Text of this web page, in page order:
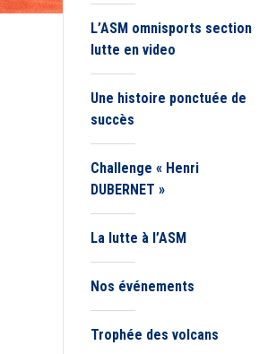
L’ASM omnisports section
lutte en video
Une histoire ponctuée de
succès
Challenge « Henri
DUBERNET »
La lutte à l’ASM
Nos événements
Trophée des volcans